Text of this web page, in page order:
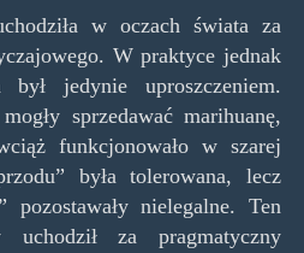
w oczach świata za
W praktyce jednak
jedynie uproszczeniem.
sprzedawać marihuanę,
funkcjonowało w szarej
była tolerowana, lecz
pozostawały nielegalne. Ten
za pragmatyczny